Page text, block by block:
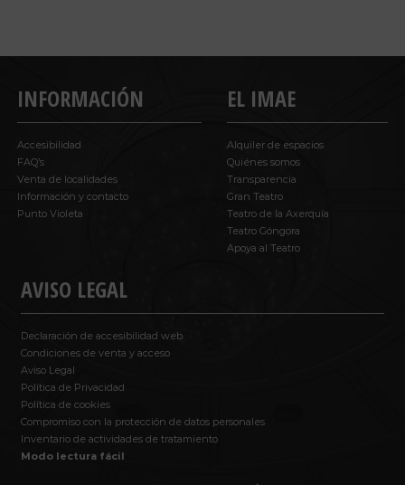
INFORMACIÓN
Accesibilidad
FAQ’s
Venta de localidades
Información y contacto
Punto Violeta
AVISO LEGAL
Declaración de accesibilidad web
Condiciones de venta y acceso
Aviso Legal
Política de Privacidad
Política de cookies
Compromiso con la protección de datos personales
Inventario de actividades de tratamiento
Modo lectura fácil
EL IMAE
Alquiler de espacios
Quiénes somos
Transparencia
Gran Teatro
Teatro de la Axerquía
Teatro Góngora
Apoya al Teatro